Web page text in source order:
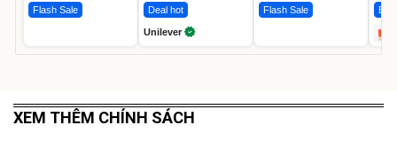
Flash Sale Deal hot
Unilever
Flash Sale
XEM THÊM CHÍNH SÁCH